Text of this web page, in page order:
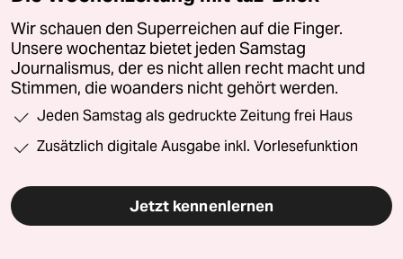
Wir schauen den Superreichen auf die Finger.
Unsere wochentaz bietet jeden Samstag
Journalismus, der es nicht allen recht macht und
Stimmen, die woanders nicht gehört werden.
Jeden Samstag als gedruckte Zeitung frei Haus
Zusätzlich digitale Ausgabe inkl. Vorlesefunktion
Jetzt kennenlernen